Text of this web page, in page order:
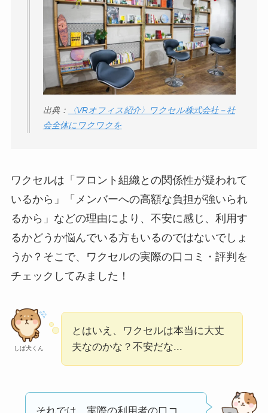
ミ・評判は実際ど
う？
【怪しい？】セルプ
ロモート株式会社の
口コミ・評判は実際
ユリカコーポレーシ
ョンは怪しい？口コ
ミ・評価が正直ヤバ
Temuは怪しい？口コ
出典：
〈VRオフィス紹介〉ワクセル株式会社－社
会全体にワクワクを
ワクセルは「フロント組織との関係性が疑われて
いるから」「メンバーへの高額な負担が強いられ
るから」などの理由により、不安に感じ、利用す
るかどうか悩んでいる方もいるのではないでしょ
うか？そこで、ワクセルの実際の口コミ・評判を
チェックしてみました！
しば犬くん
とはいえ、ワクセルは本当に大丈
夫なのかな？不安だな...